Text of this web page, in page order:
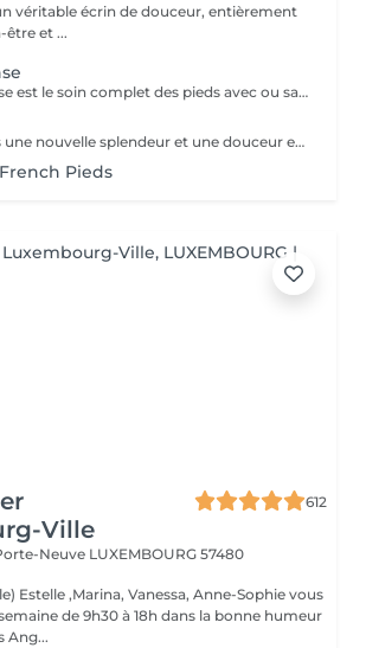
véritable écrin de douceur, entièrement
être et ...
La pédicure intense est le soin complet des pieds avec ou sans souci particulier. Elle comprend : bain de pied, pousse et coupe des cuticules, coupe et limage des ongles, travail des callosités et/ou cors au bistouri/crédo, rape, gommage, massage avec crème de soin. La pose de vernis transparent est incluse si souhaitée.
Donnez aux pieds une nouvelle splendeur et une douceur extraordinaire grâce à un traitement agréable et relaxant. Mavex Calluspeeling® est un soin professionnel pour la beauté des pieds qui permet d'obtenir des résultats immédiats et incroyables avec une seule séance. Rapide, facile, et efficace ! Mavex Calluspeeling® peut être réalisé seul comme une pédicure classique mais sans lame ni fraise, ou proposé en complément en cabine lors d'un soin visage (lors de la pose d'un masque), soin corps (lors d'un enveloppement), ou d'un soin des ongles et des cuticules.
Pieds
Ville
612
Neuve LUXEMBOURG 57480
Estelle ,Marina, Vanessa, Anne-Sophie vous
de 9h30 à 18h dans la bonne humeur
Ang...